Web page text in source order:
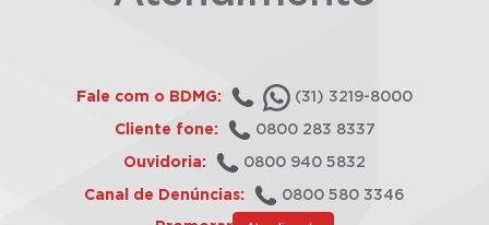
Fale com o BDMG: (31) 3219-8000
Cliente fone: 0800 283 8337
Ouvidoria: 0800 940 5832
Canal de Denúncias: 0800 580 3346